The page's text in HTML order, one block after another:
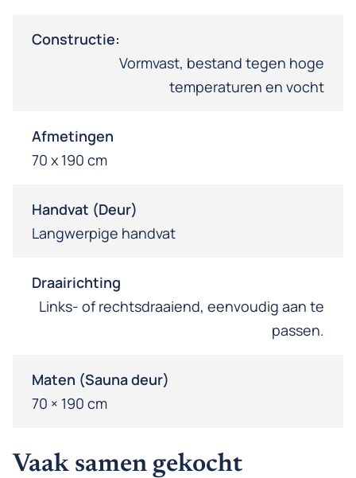
Constructie:
Vormvast, bestand tegen hoge
temperaturen en vocht
Afmetingen
70 x 190 cm
Handvat (Deur)
Langwerpige handvat
Draairichting
Links- of rechtsdraaiend, eenvoudig aan te
passen.
Maten (Sauna deur)
70 × 190 cm
Vaak samen gekocht